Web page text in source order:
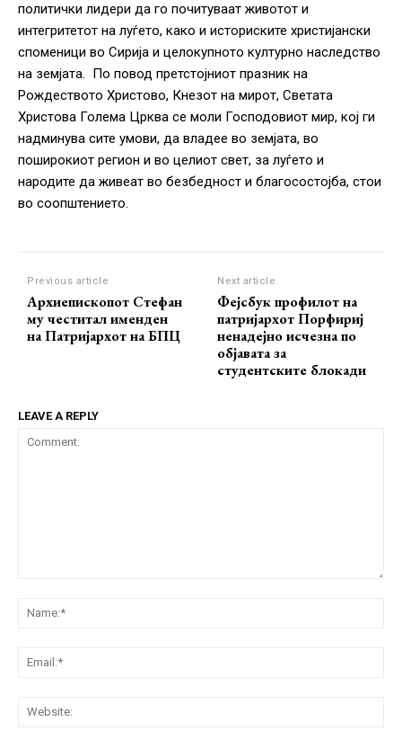
политички лидери да го почитуваат животот и
интегритетот на луѓето, како и историските христијански
споменици во Сирија и целокупното културно наследство
на земјата. По повод претстојниот празник на
Рождеството Христово, Кнезот на мирот, Светата
Христова Голема Црква се моли Господовиот мир, кој ги
надминува сите умови, да владее во земјата, во
поширокиот регион и во целиот свет, за луѓето и
народите да живеат во безбедност и благосостојба, стои
во соопштението.
Previous article
Архиепископот Стефан
му честитал именден
на Патријархот на БПЦ
Next article
Фејсбук профилот на
патријархот Порфириј
ненадејно исчезна по
објавата за
студентските блокади
LEAVE A REPLY